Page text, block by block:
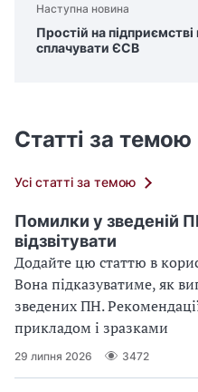
Наступна новина
Простій на підприємстві
сплачувати ЄСВ
Статті за темою
Усі статті за темою
Помилки у зведеній
відзвітувати
Додайте цю статтю в
Вона підказуватиме, як
зведених ПН.
прикладом і зразками
29 липня 2026 3472